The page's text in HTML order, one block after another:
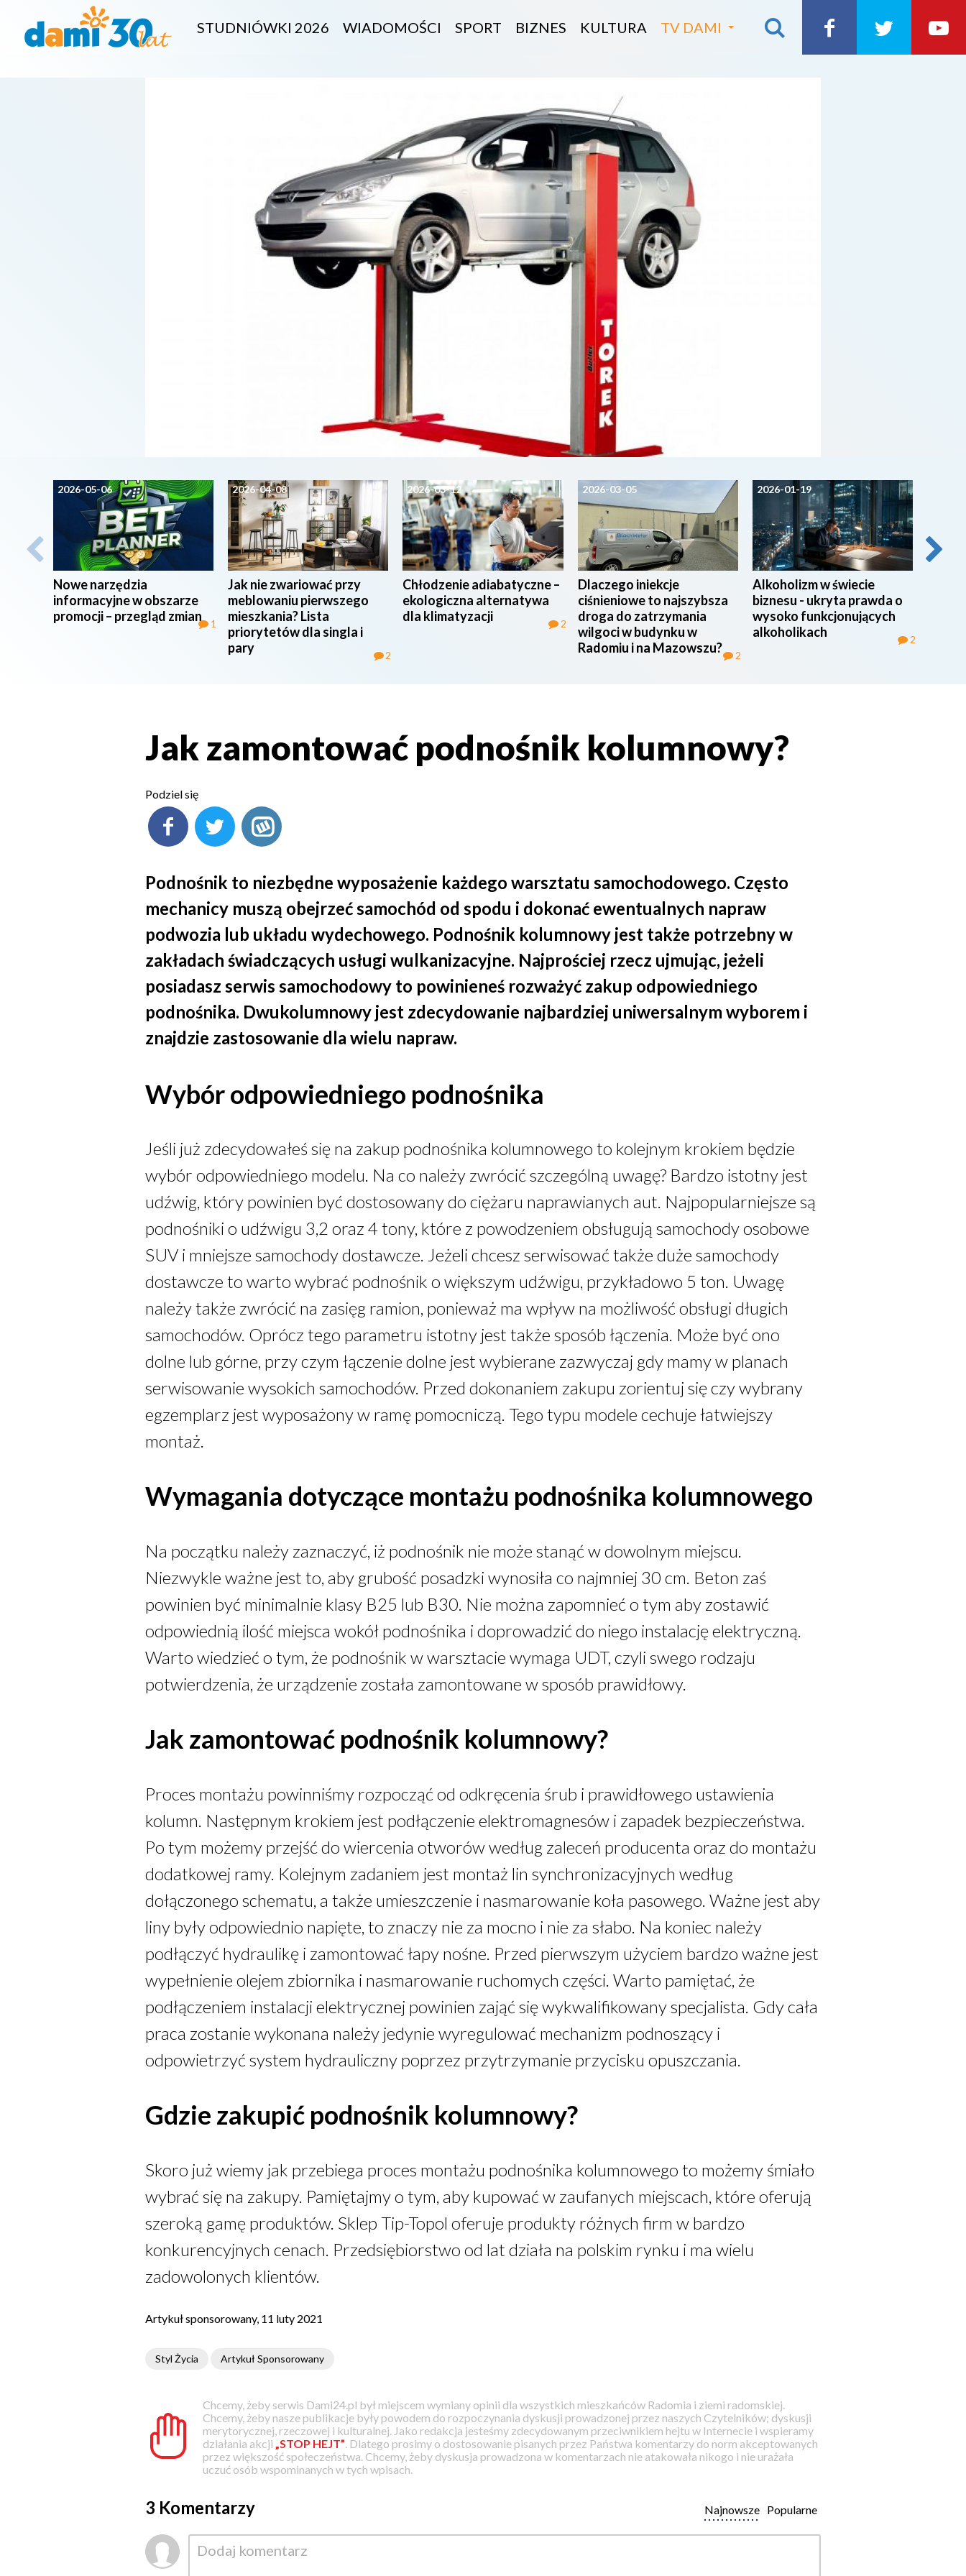
STUDNIÓWKI 2026 WIADOMOŚCI SPORT BIZNES KULTURA TV DAMI
2026-05-06
Nowe narzędzia
informacyjne w obszarze
promocji – przegląd zmian
1
2026-04-08
Jak nie zwariować przy
meblowaniu pierwszego
mieszkania? Lista
priorytetów dla singla i
pary
2
2026-03-12
Chłodzenie adiabatyczne –
ekologiczna alternatywa
dla klimatyzacji
2
2026-03-05
Dlaczego iniekcje
ciśnieniowe to najszybsza
droga do zatrzymania
wilgoci w budynku w
Radomiu i na Mazowszu?
2
2026-01-19
Alkoholizm w świecie
biznesu - ukryta prawda o
wysoko funkcjonujących
alkoholikach
2
Jak zamontować podnośnik kolumnowy?
Podziel się
Podnośnik to niezbędne wyposażenie każdego warsztatu samochodowego. Często
mechanicy muszą obejrzeć samochód od spodu i dokonać ewentualnych napraw
podwozia lub układu wydechowego. Podnośnik kolumnowy jest także potrzebny w
zakładach świadczących usługi wulkanizacyjne. Najprościej rzecz ujmując, jeżeli
posiadasz serwis samochodowy to powinieneś rozważyć zakup odpowiedniego
podnośnika. Dwukolumnowy jest zdecydowanie najbardziej uniwersalnym wyborem i
znajdzie zastosowanie dla wielu napraw.
Wybór odpowiedniego podnośnika
Jeśli już zdecydowałeś się na zakup podnośnika kolumnowego to kolejnym krokiem będzie
wybór odpowiedniego modelu. Na co należy zwrócić szczególną uwagę? Bardzo istotny jest
udźwig, który powinien być dostosowany do ciężaru naprawianych aut. Najpopularniejsze są
podnośniki o udźwigu 3,2 oraz 4 tony, które z powodzeniem obsługują samochody osobowe
SUV i mniejsze samochody dostawcze. Jeżeli chcesz serwisować także duże samochody
dostawcze to warto wybrać podnośnik o większym udźwigu, przykładowo 5 ton. Uwagę
należy także zwrócić na zasięg ramion, ponieważ ma wpływ na możliwość obsługi długich
samochodów. Oprócz tego parametru istotny jest także sposób łączenia. Może być ono
dolne lub górne, przy czym łączenie dolne jest wybierane zazwyczaj gdy mamy w planach
serwisowanie wysokich samochodów. Przed dokonaniem zakupu zorientuj się czy wybrany
egzemplarz jest wyposażony w ramę pomocniczą. Tego typu modele cechuje łatwiejszy
montaż.
Wymagania dotyczące montażu podnośnika kolumnowego
Na początku należy zaznaczyć, iż podnośnik nie może stanąć w dowolnym miejscu.
Niezwykle ważne jest to, aby grubość posadzki wynosiła co najmniej 30 cm. Beton zaś
powinien być minimalnie klasy B25 lub B30. Nie można zapomnieć o tym aby zostawić
odpowiednią ilość miejsca wokół podnośnika i doprowadzić do niego instalację elektryczną.
Warto wiedzieć o tym, że podnośnik w warsztacie wymaga UDT, czyli swego rodzaju
potwierdzenia, że urządzenie została zamontowane w sposób prawidłowy.
Jak zamontować podnośnik kolumnowy?
Proces montażu powinniśmy rozpocząć od odkręcenia śrub i prawidłowego ustawienia
kolumn. Następnym krokiem jest podłączenie elektromagnesów i zapadek bezpieczeństwa.
Po tym możemy przejść do wiercenia otworów według zaleceń producenta oraz do montażu
dodatkowej ramy. Kolejnym zadaniem jest montaż lin synchronizacyjnych według
dołączonego schematu, a także umieszczenie i nasmarowanie koła pasowego. Ważne jest aby
liny były odpowiednio napięte, to znaczy nie za mocno i nie za słabo. Na koniec należy
podłączyć hydraulikę i zamontować łapy nośne. Przed pierwszym użyciem bardzo ważne jest
wypełnienie olejem zbiornika i nasmarowanie ruchomych części. Warto pamiętać, że
podłączeniem instalacji elektrycznej powinien zająć się wykwalifikowany specjalista. Gdy cała
praca zostanie wykonana należy jedynie wyregulować mechanizm podnoszący i
odpowietrzyć system hydrauliczny poprzez przytrzymanie przycisku opuszczania.
Gdzie zakupić podnośnik kolumnowy?
Skoro już wiemy jak przebiega proces montażu podnośnika kolumnowego to możemy śmiało
wybrać się na zakupy. Pamiętajmy o tym, aby kupować w zaufanych miejscach, które oferują
szeroką gamę produktów. Sklep Tip-Topol oferuje produkty różnych firm w bardzo
konkurencyjnych cenach. Przedsiębiorstwo od lat działa na polskim rynku i ma wielu
zadowolonych klientów.
Artykuł sponsorowany, 11 luty 2021
Styl Życia Artykuł Sponsorowany
Chcemy, żeby serwis Dami24.pl był miejscem wymiany opinii dla wszystkich mieszkańców Radomia i ziemi radomskiej.
Chcemy, żeby nasze publikacje były powodem do rozpoczynania dyskusji prowadzonej przez naszych Czytelników; dyskusji
merytorycznej, rzeczowej i kulturalnej. Jako redakcja jesteśmy zdecydowanym przeciwnikiem hejtu w Internecie i wspieramy
działania akcji „STOP HEJT” . Dlatego prosimy o dostosowanie pisanych przez Państwa komentarzy do norm akceptowanych
przez większość społeczeństwa. Chcemy, żeby dyskusja prowadzona w komentarzach nie atakowała nikogo i nie urażała
uczuć osób wspominanych w tych wpisach.
3 Komentarzy Popularne
Najnowsze